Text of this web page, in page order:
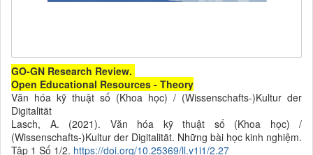
GO-GN Research Review.
Open Educational Resources - Theory
Văn hóa kỹ thuật số (Khoa học) / (Wissenschafts-)Kultur der
Digitalität
Lasch, A. (2021). Văn hóa kỹ thuật số (Khoa học) /
(Wissenschafts-)Kultur der Digitalität. Những bài học kinh nghiệm.
Tập 1 Số 1/2. https://doi.org/10.25369/ll.v1i1/2.27